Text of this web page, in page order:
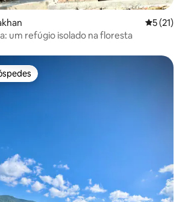
5 de uma
5 (21)
um refúgio isolado na floresta